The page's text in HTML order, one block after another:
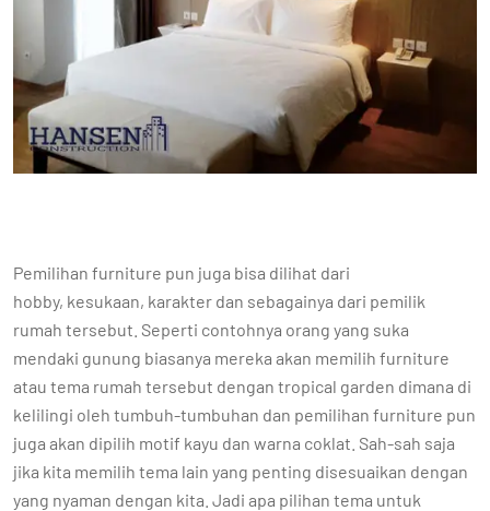
Pemilihan furniture pun juga bisa dilihat dari
hobby, kesukaan, karakter dan sebagainya dari pemilik
rumah tersebut. Seperti contohnya orang yang suka
mendaki gunung biasanya mereka akan memilih furniture
atau tema rumah tersebut dengan tropical garden dimana di
kelilingi oleh tumbuh-tumbuhan dan pemilihan furniture pun
juga akan dipilih motif kayu dan warna coklat. Sah-sah saja
jika kita memilih tema lain yang penting disesuaikan dengan
yang nyaman dengan kita. Jadi apa pilihan tema untuk